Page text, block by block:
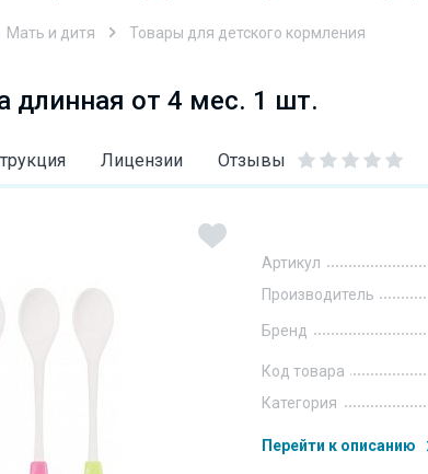
Мать и дитя Товары для детского кормления
длинная от 4 мес. 1 шт.
Лицензии Отзывы
Артикул
Производитель
Бренд
Код товара
Категория
Перейти к описанию